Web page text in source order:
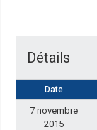
Détails
Date
7 novembre
2015